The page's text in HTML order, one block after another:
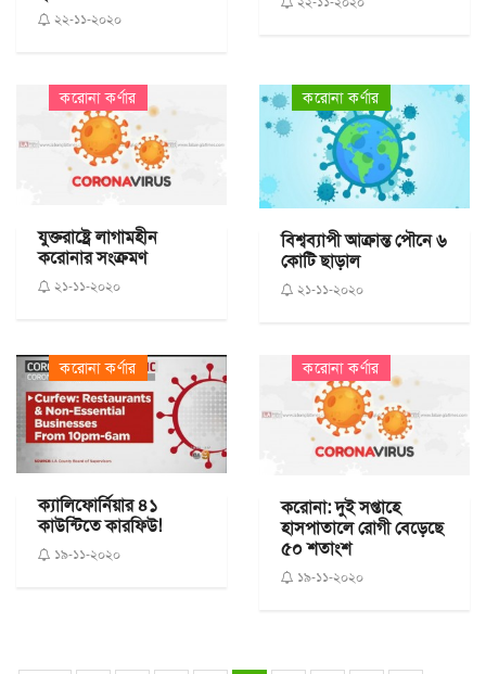
২২-১১-২০২০
করোনা কর্ণার
যুক্তরাষ্ট্রে লাগামহীন
করোনার সংক্রমণ
২১-১১-২০২০
করোনা কর্ণার
বিশ্বব্যাপী আক্রান্ত পৌনে ৬
কোটি ছাড়াল
২১-১১-২০২০
করোনা কর্ণার
ক্যালিফোর্নিয়ার ৪১
কাউন্টিতে কারফিউ!
১৯-১১-২০২০
করোনা কর্ণার
করোনা: দুই সপ্তাহে
হাসপাতালে রোগী বেড়েছে
৫০ শতাংশ
১৯-১১-২০২০